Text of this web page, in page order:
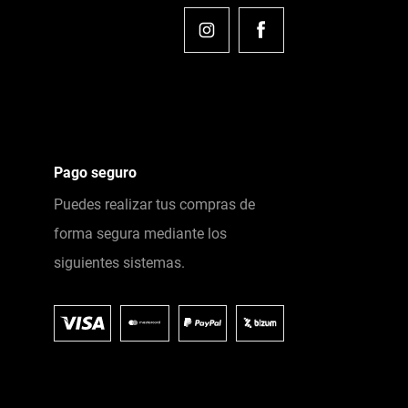
Pago seguro
Puedes realizar tus compras de
forma segura mediante los
siguientes sistemas.